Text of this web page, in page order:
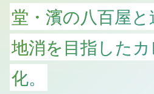
堂・濱の八百屋
地消を目指した
化。